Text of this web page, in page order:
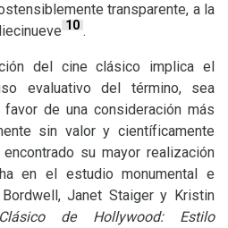
transparente, a la
10 .
del cine clásico implica el
evaluativo del término, sea
de una consideración más
sin valor y científicamente
su mayor realización
en el estudio monumental e
Janet Staiger y Kristin
de Hollywood: Estilo